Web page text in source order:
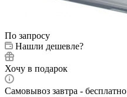
По запросу
Нашли дешевле?
Хочу в подарок
Самовывоз завтра - бесплатно